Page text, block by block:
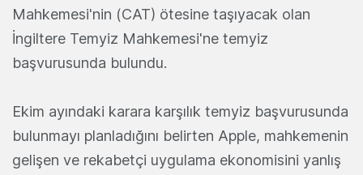
Mahkemesi'nin (CAT) ötesine taşıyacak olan
İngiltere Temyiz Mahkemesi'ne temyiz
başvurusunda bulundu.
Ekim ayındaki karara karşılık temyiz başvurusunda
bulunmayı planladığını belirten Apple, mahkemenin
gelişen ve rekabetçi uygulama ekonomisini yanlış